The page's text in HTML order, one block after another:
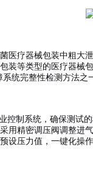
医疗器械包装中粗大
装等类型的医疗器械
统完整性检测方法之
控制系统，确保测试
用精密调压阀调整进
设压力值，一键化操